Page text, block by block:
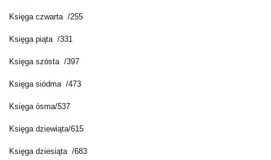
Księga czwarta /255
Księga piąta /331
Księga szósta /397
Księga siódma /473
Księga ósma/537
Księga dziewiąta/615
Księga dziesiąta /683